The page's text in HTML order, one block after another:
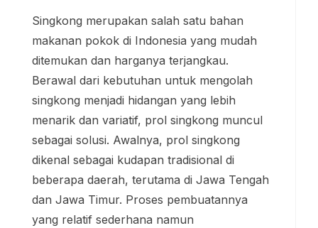
Singkong merupakan salah satu bahan
makanan pokok di Indonesia yang mudah
ditemukan dan harganya terjangkau.
Berawal dari kebutuhan untuk mengolah
singkong menjadi hidangan yang lebih
menarik dan variatif, prol singkong muncul
sebagai solusi. Awalnya, prol singkong
dikenal sebagai kudapan tradisional di
beberapa daerah, terutama di Jawa Tengah
dan Jawa Timur. Proses pembuatannya
yang relatif sederhana namun